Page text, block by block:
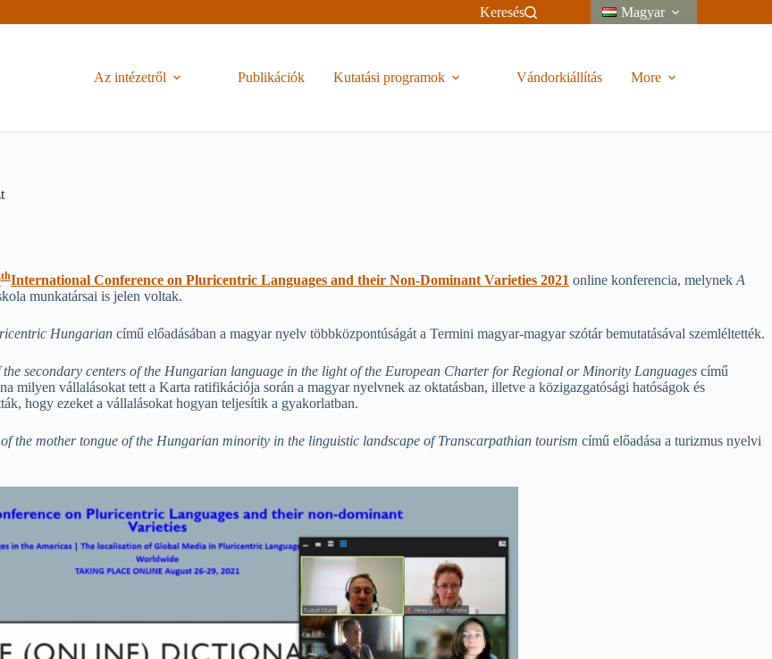
Keresés Magyar
Az intézetről Publikációk Kutatási programok Vándorkiállítás More
thInternational Conference on Pluricentric Languages and their Non-Dominant Varieties 2021 online konferencia, melynek A
munkatársai is jelen voltak.
Hungarian című előadásában a magyar nyelv többközpontúságát a Termini magyar-magyar szótár bemutatásával szemléltették.
the secondary centers of the Hungarian language in the light of the European Charter for Regional or Minority Languages című
milyen vállalásokat tett a Karta ratifikációja során a magyar nyelvnek az oktatásban, illetve a közigazgatósági hatóságok és
hogy ezeket a vállalásokat hogyan teljesítik a gyakorlatban.
the mother tongue of the Hungarian minority in the linguistic landscape of Transcarpathian tourism című előadása a turizmus nyelvi